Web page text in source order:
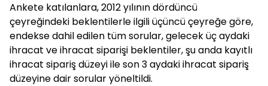
Ankete katılanlara, 2012 yılının dördüncü
çeyreğindeki beklentilerle ilgili üçüncü çeyreğe göre,
endekse dahil edilen tüm sorular, gelecek üç aydaki
ihracat ve ihracat siparişi beklentiler, şu anda kayıtlı
ihracat sipariş düzeyi ile son 3 aydaki ihracat sipariş
düzeyine dair sorular yöneltildi.